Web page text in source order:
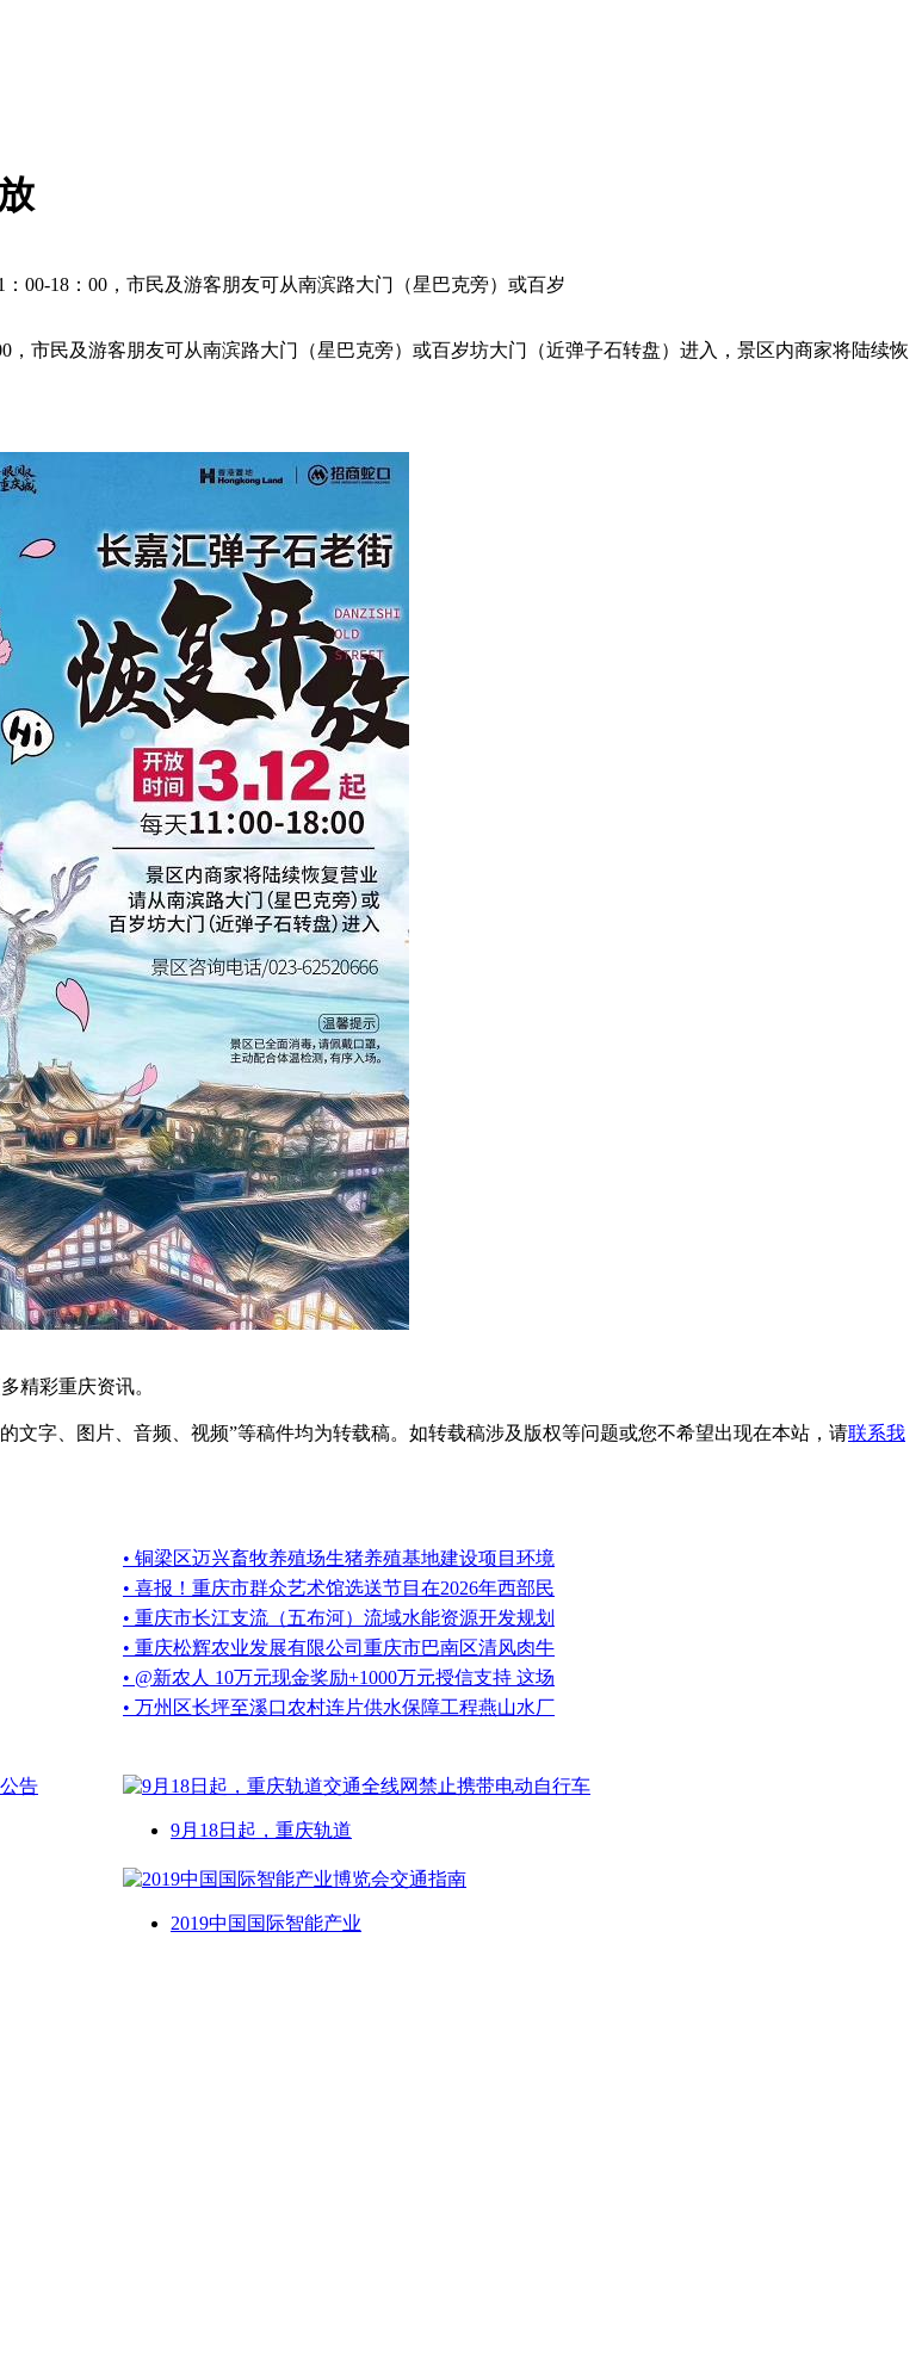
00-18：00，市民及游客朋友可从南滨路大门（星巴克旁）或百岁
市民及游客朋友可从南滨路大门（星巴克旁）或百岁坊大门（近弹子石转盘）进入，景区内商家将陆续恢
精彩重庆资讯。
文字、图片、音频、视频”等稿件均为转载稿。如转载稿涉及版权等问题或您不希望出现在本站，请联系我
• 铜梁区迈兴畜牧养殖场生猪养殖基地建设项目环境
• 喜报！重庆市群众艺术馆选送节目在2026年西部民
• 重庆市长江支流（五布河）流域水能资源开发规划
• 重庆松辉农业发展有限公司重庆市巴南区清风肉牛
• @新农人 10万元现金奖励+1000万元授信支持 这场
• 万州区长坪至溪口农村连片供水保障工程燕山水厂
9月18日起，重庆轨道
2019中国国际智能产业